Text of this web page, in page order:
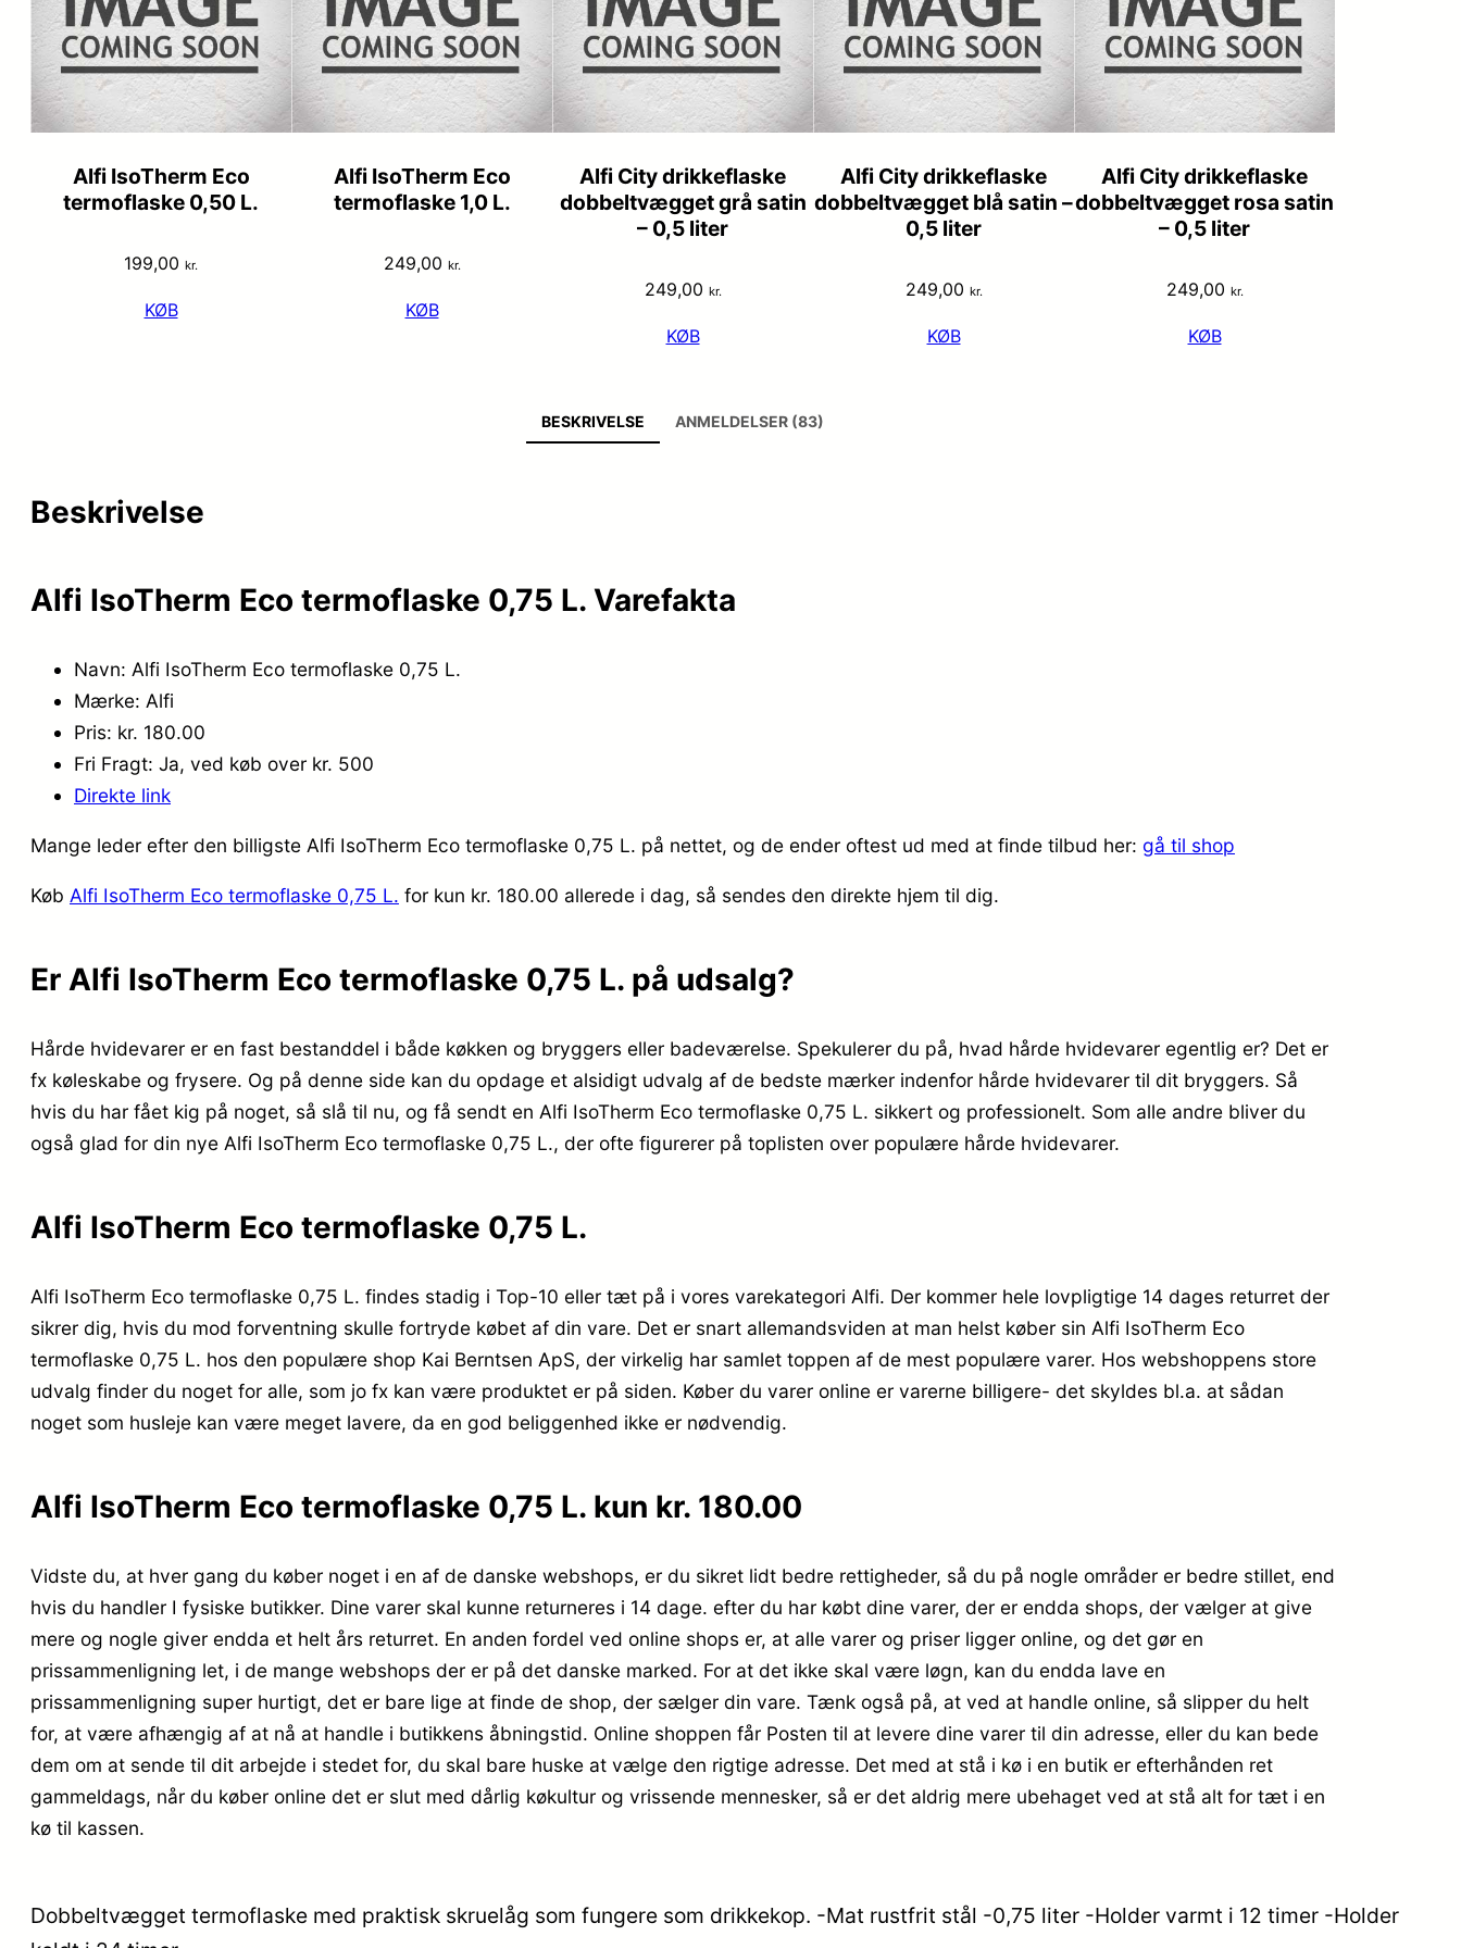
Alfi IsoTherm Eco
termoflaske 0,50 L.
199,00 kr.
KØB
Alfi IsoTherm Eco
termoflaske 1,0 L.
249,00 kr.
KØB
Alfi City drikkeflaske
dobbeltvægget grå satin
– 0,5 liter
249,00 kr.
KØB
Alfi City drikkeflaske
dobbeltvægget blå satin –
0,5 liter
249,00 kr.
KØB
Alfi City drikkeflaske
dobbeltvægget rosa satin
– 0,5 liter
249,00 kr.
KØB
BESKRIVELSE ANMELDELSER (83)
Beskrivelse
Alfi IsoTherm Eco termoflaske 0,75 L. Varefakta
Navn: Alfi IsoTherm Eco termoflaske 0,75 L.
Mærke: Alfi
Pris: kr. 180.00
Fri Fragt: Ja, ved køb over kr. 500
Direkte link
Mange leder efter den billigste Alfi IsoTherm Eco termoflaske 0,75 L. på nettet, og de ender oftest ud med at finde tilbud her: gå til shop
Køb Alfi IsoTherm Eco termoflaske 0,75 L. for kun kr. 180.00 allerede i dag, så sendes den direkte hjem til dig.
Er Alfi IsoTherm Eco termoflaske 0,75 L. på udsalg?
Hårde hvidevarer er en fast bestanddel i både køkken og bryggers eller badeværelse. Spekulerer du på, hvad hårde hvidevarer egentlig er? Det er
fx køleskabe og frysere. Og på denne side kan du opdage et alsidigt udvalg af de bedste mærker indenfor hårde hvidevarer til dit bryggers. Så
hvis du har fået kig på noget, så slå til nu, og få sendt en Alfi IsoTherm Eco termoflaske 0,75 L. sikkert og professionelt. Som alle andre bliver du
også glad for din nye Alfi IsoTherm Eco termoflaske 0,75 L., der ofte figurerer på toplisten over populære hårde hvidevarer.
Alfi IsoTherm Eco termoflaske 0,75 L.
Alfi IsoTherm Eco termoflaske 0,75 L. findes stadig i Top-10 eller tæt på i vores varekategori Alfi. Der kommer hele lovpligtige 14 dages returret der
sikrer dig, hvis du mod forventning skulle fortryde købet af din vare. Det er snart allemandsviden at man helst køber sin Alfi IsoTherm Eco
termoflaske 0,75 L. hos den populære shop Kai Berntsen ApS, der virkelig har samlet toppen af de mest populære varer. Hos webshoppens store
udvalg finder du noget for alle, som jo fx kan være produktet er på siden. Køber du varer online er varerne billigere- det skyldes bl.a. at sådan
noget som husleje kan være meget lavere, da en god beliggenhed ikke er nødvendig.
Alfi IsoTherm Eco termoflaske 0,75 L. kun kr. 180.00
Vidste du, at hver gang du køber noget i en af de danske webshops, er du sikret lidt bedre rettigheder, så du på nogle områder er bedre stillet, end
hvis du handler I fysiske butikker. Dine varer skal kunne returneres i 14 dage. efter du har købt dine varer, der er endda shops, der vælger at give
mere og nogle giver endda et helt års returret. En anden fordel ved online shops er, at alle varer og priser ligger online, og det gør en
prissammenligning let, i de mange webshops der er på det danske marked. For at det ikke skal være løgn, kan du endda lave en
prissammenligning super hurtigt, det er bare lige at finde de shop, der sælger din vare. Tænk også på, at ved at handle online, så slipper du helt
for, at være afhængig af at nå at handle i butikkens åbningstid. Online shoppen får Posten til at levere dine varer til din adresse, eller du kan bede
dem om at sende til dit arbejde i stedet for, du skal bare huske at vælge den rigtige adresse. Det med at stå i kø i en butik er efterhånden ret
gammeldags, når du køber online det er slut med dårlig køkultur og vrissende mennesker, så er det aldrig mere ubehaget ved at stå alt for tæt i en
kø til kassen.
Dobbeltvægget termoflaske med praktisk skruelåg som fungere som drikkekop. -Mat rustfrit stål -0,75 liter -Holder varmt i 12 timer -Holder